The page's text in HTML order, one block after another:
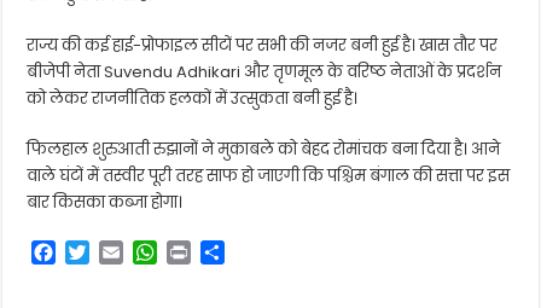
राज्य की कई हाई-प्रोफाइल सीटों पर सभी की नजर बनी हुई है। खास तौर पर
बीजेपी नेताSuvendu Adhikari और तृणमूल के वरिष्ठ नेताओं के प्रदर्शन
को लेकर राजनीतिक हलकों में उत्सुकता बनी हुई है।
फिलहाल शुरुआती रुझानों ने मुकाबले को बेहद रोमांचक बना दिया है। आने
वाले घंटों में तस्वीर पूरी तरह साफ हो जाएगी कि पश्चिम बंगाल की सत्ता पर इस
बार किसका कब्जा होगा।
F
T
E
W
P